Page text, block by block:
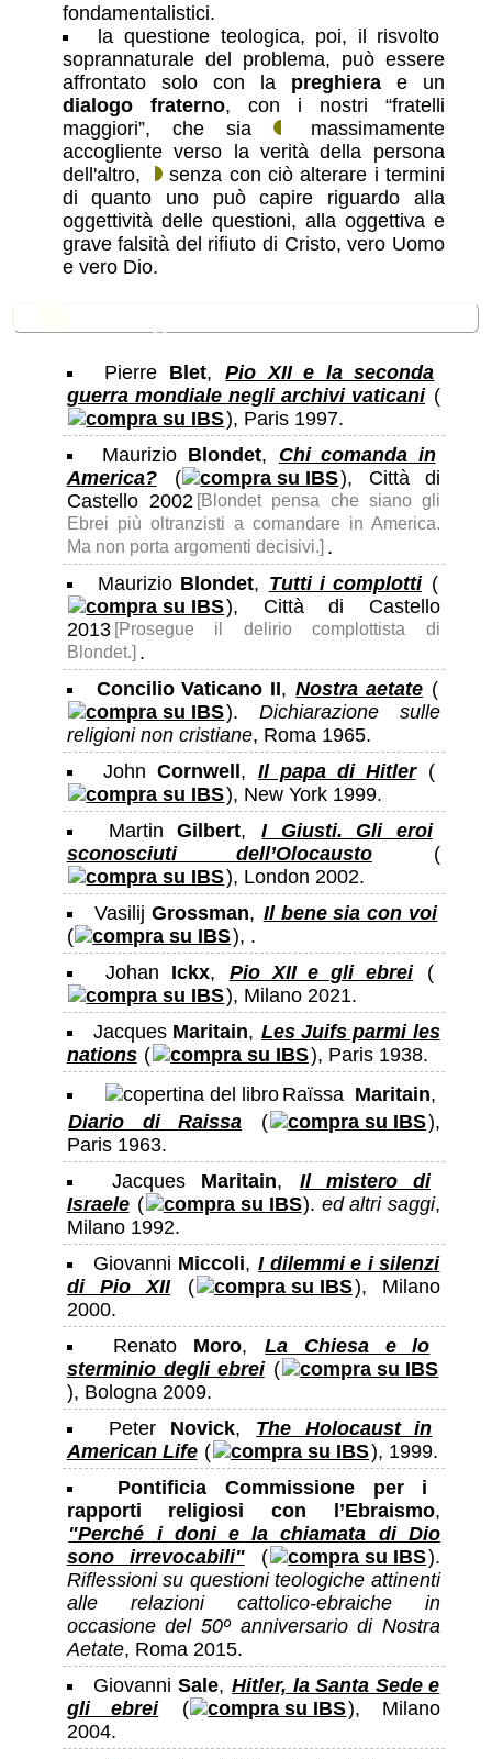
fondamentalistici.
la questione teologica, poi, il risvolto
soprannaturale del problema, può essere
affrontato solo con la preghierae un
dialogo fraterno, con i nostri “fratelli
maggiori”, che sia
massimamente
accogliente verso la verità della persona
dell'altro,
senza con ciò alterare i termini
di quanto uno può capire riguardo alla
oggettività delle questioni, alla oggettiva e
grave falsità del rifiuto di Cristo, vero Uomo
e vero Dio.
Pierre Blet, Pio XII e la seconda
guerra mondiale negli archivi vaticani (
), Paris 1997.
Maurizio Blondet,
Chi comanda in
America? (
), Città di
Castello 2002
[Blondet pensa che siano gli
Ebrei più oltranzisti a comandare in America.
Ma non porta argomenti decisivi.] .
Maurizio Blondet, Tutti i complotti (
), Città di Castello
2013
[Prosegue il delirio complottista di
Blondet.] .
Concilio Vaticano II, Nostra aetate (
).Dichiarazione sulle
religioni non cristiane, Roma 1965.
John Cornwell, Il papa di Hitler (
), New York 1999.
MartinGilbert, I Giusti. Gli eroi
sconosciuti dell’Olocausto (
), London 2002.
Vasilij Grossman, Il bene sia con voi
(
), .
Johan Ickx, Pio XII e gli ebrei (
), Milano 2021.
Jacques Maritain, Les Juifs parmi les
nations (
), Paris 1938.
Raïssa Maritain,
Diario di Raissa (
),
Paris 1963.
Jacques Maritain, Il mistero di
Israele ( ). ed altri saggi,
Milano 1992.
Giovanni Miccoli, I dilemmi e i silenzi
di Pio XII (
), Milano
2000.
Renato Moro, La Chiesa e lo
sterminio degli ebrei (
), Bologna 2009.
Peter Novick,
The Holocaust in
American Life (
), 1999.
Pontificia Commissione per i
rapporti religiosi con l’Ebraismo,
"Perché i doni e la chiamata di Dio
sono irrevocabili" (
).
Riflessioni su questioni teologiche attinenti
alle relazioni cattolico-ebraiche in
occasione del 50º anniversario di Nostra
Aetate, Roma 2015.
Giovanni Sale, Hitler, la Santa Sede e
gli ebrei (
), Milano
2004.